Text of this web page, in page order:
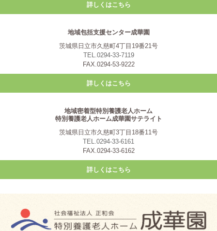
詳しくはこちら
地域包括支援センター成華園
茨城県日立市久慈町4丁目19番21号
TEL.0294-33-7119
FAX.0294-53-9222
詳しくはこちら
地域密着型特別養護老人ホーム
特別養護老人ホーム成華園サテライト
茨城県日立市久慈町3丁目18番11号
TEL.0294-33-6161
FAX.0294-33-6162
詳しくはこちら